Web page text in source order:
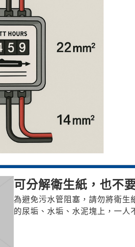
可分解衛生紙，也不
為避免污水管阻塞，請勿將衛生
的尿垢、水垢、水泥塊上，一人